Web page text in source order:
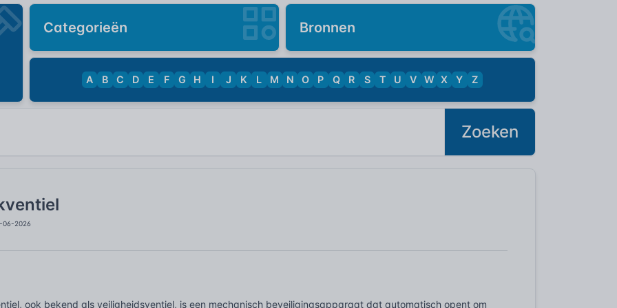
Categorieën Bronnen
A B C D E F G H I J K L M N O P Q R S T U V W X Y Z
Zoeken
06-2026
ook bekend als veiligheidsventiel, is een mechanisch beveiligingsapparaat dat automatisch opent om